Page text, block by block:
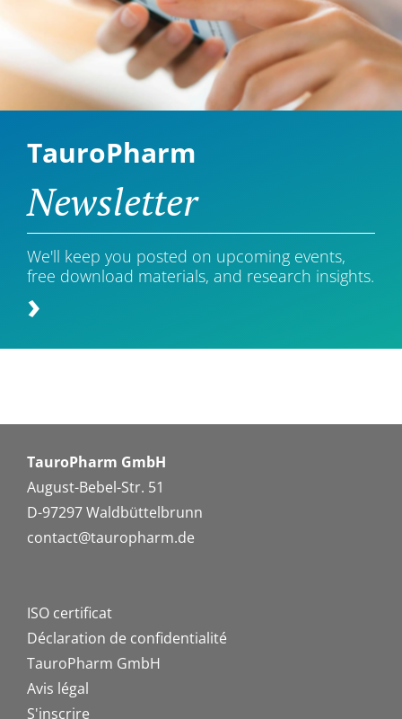
TauroPharm
Newsletter
We'll keep you posted on upcoming events,
free download materials, and research insights.
TauroPharm GmbH
August-Bebel-Str. 51
D-97297 Waldbüttelbrunn
contact@tauropharm.de
ISO certificat
Déclaration de confidentialité
TauroPharm GmbH
Avis légal
S'inscrire